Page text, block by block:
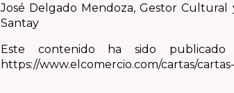
José Delgado Mendoza, Gestor
Santay
Este contenido ha sido publicado
https://www.elcomercio.com/cartas/